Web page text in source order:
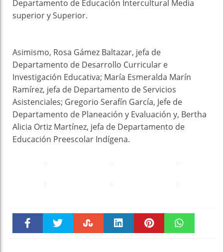
Departamento de Educación Intercultural Media
superior y Superior.
Asimismo, Rosa Gámez Baltazar, jefa de
Departamento de Desarrollo Curricular e
Investigación Educativa; María Esmeralda Marín
Ramírez, jefa de Departamento de Servicios
Asistenciales; Gregorio Serafín García, Jefe de
Departamento de Planeación y Evaluación y, Bertha
Alicia Ortiz Martínez, jefa de Departamento de
Educación Preescolar Indígena.